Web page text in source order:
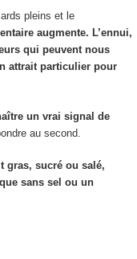
pleins et le
augmente. L’ennui,
qui peuvent nous
attrait particulier pour
un vrai signal de
au second.
gras, sucré ou salé,
sans sel ou un